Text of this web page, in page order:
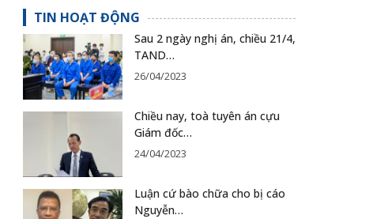
TIN HOẠT ĐỘNG
Sau 2 ngày nghị án, chiều 21/4,
TAND…
26/04/2023
Chiều nay, toà tuyên án cựu
Giám đốc…
24/04/2023
Luận cứ bào chữa cho bị cáo
Nguyễn…